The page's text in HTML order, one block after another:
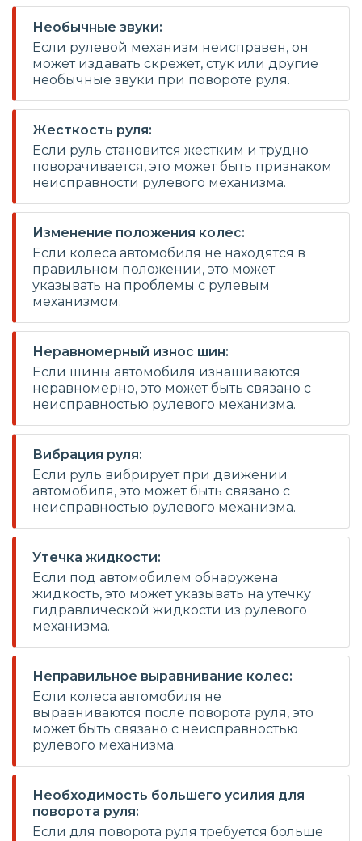
Необычные звуки:
Если рулевой механизм неисправен, он
может издавать скрежет, стук или другие
необычные звуки при повороте руля.
Жесткость руля:
Если руль становится жестким и трудно
поворачивается, это может быть признаком
неисправности рулевого механизма.
Изменение положения колес:
Если колеса автомобиля не находятся в
правильном положении, это может
указывать на проблемы с рулевым
механизмом.
Неравномерный износ шин:
Если шины автомобиля изнашиваются
неравномерно, это может быть связано с
неисправностью рулевого механизма.
Вибрация руля:
Если руль вибрирует при движении
автомобиля, это может быть связано с
неисправностью рулевого механизма.
Утечка жидкости:
Если под автомобилем обнаружена
жидкость, это может указывать на утечку
гидравлической жидкости из рулевого
механизма.
Неправильное выравнивание колес:
Если колеса автомобиля не
выравниваются после поворота руля, это
может быть связано с неисправностью
рулевого механизма.
Необходимость большего усилия для
поворота руля:
Если для поворота руля требуется больше